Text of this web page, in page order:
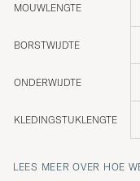
MOUWLENGTE
BORSTWIJDTE
ONDERWIJDTE
KLEDINGSTUKLENGTE
LEES MEER OVER HOE